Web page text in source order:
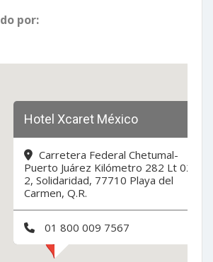
por:
Hotel Xcaret México
Carretera Federal Chetumal-
Puerto Juárez Kilómetro 282 Lt 023
2, Solidaridad, 77710 Playa del
Carmen, Q.R.
01 800 009 7567